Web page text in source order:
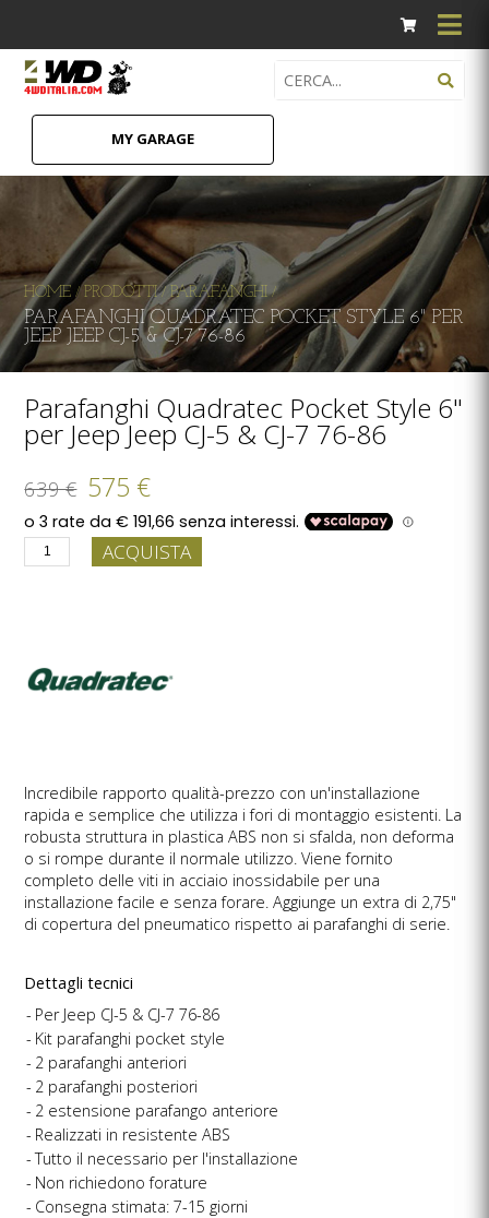
MY GARAGE
HOME /PRODOTTI/PARAFANGHI/
PARAFANGHI QUADRATEC POCKET STYLE 6" PER
JEEP JEEP CJ-5 & CJ-7 76-86
Parafanghi Quadratec Pocket Style 6"
per Jeep Jeep CJ-5 & CJ-7 76-86
639 € 575 €
ACQUISTA
Incredibile rapporto qualità-prezzo con un'installazione
rapida e semplice che utilizza i fori di montaggio esistenti. La
robusta struttura in plastica ABS non si sfalda, non deforma
o si rompe durante il normale utilizzo. Viene fornito
completo delle viti in acciaio inossidabile per una
installazione facile e senza forare. Aggiunge un extra di 2,75"
di copertura del pneumatico rispetto ai parafanghi di serie.
Dettagli tecnici
Per Jeep CJ-5 & CJ-7 76-86
Kit parafanghi pocket style
2 parafanghi anteriori
2 parafanghi posteriori
2 estensione parafango anteriore
Realizzati in resistente ABS
Tutto il necessario per l'installazione
Non richiedono forature
Consegna stimata: 7-15 giorni